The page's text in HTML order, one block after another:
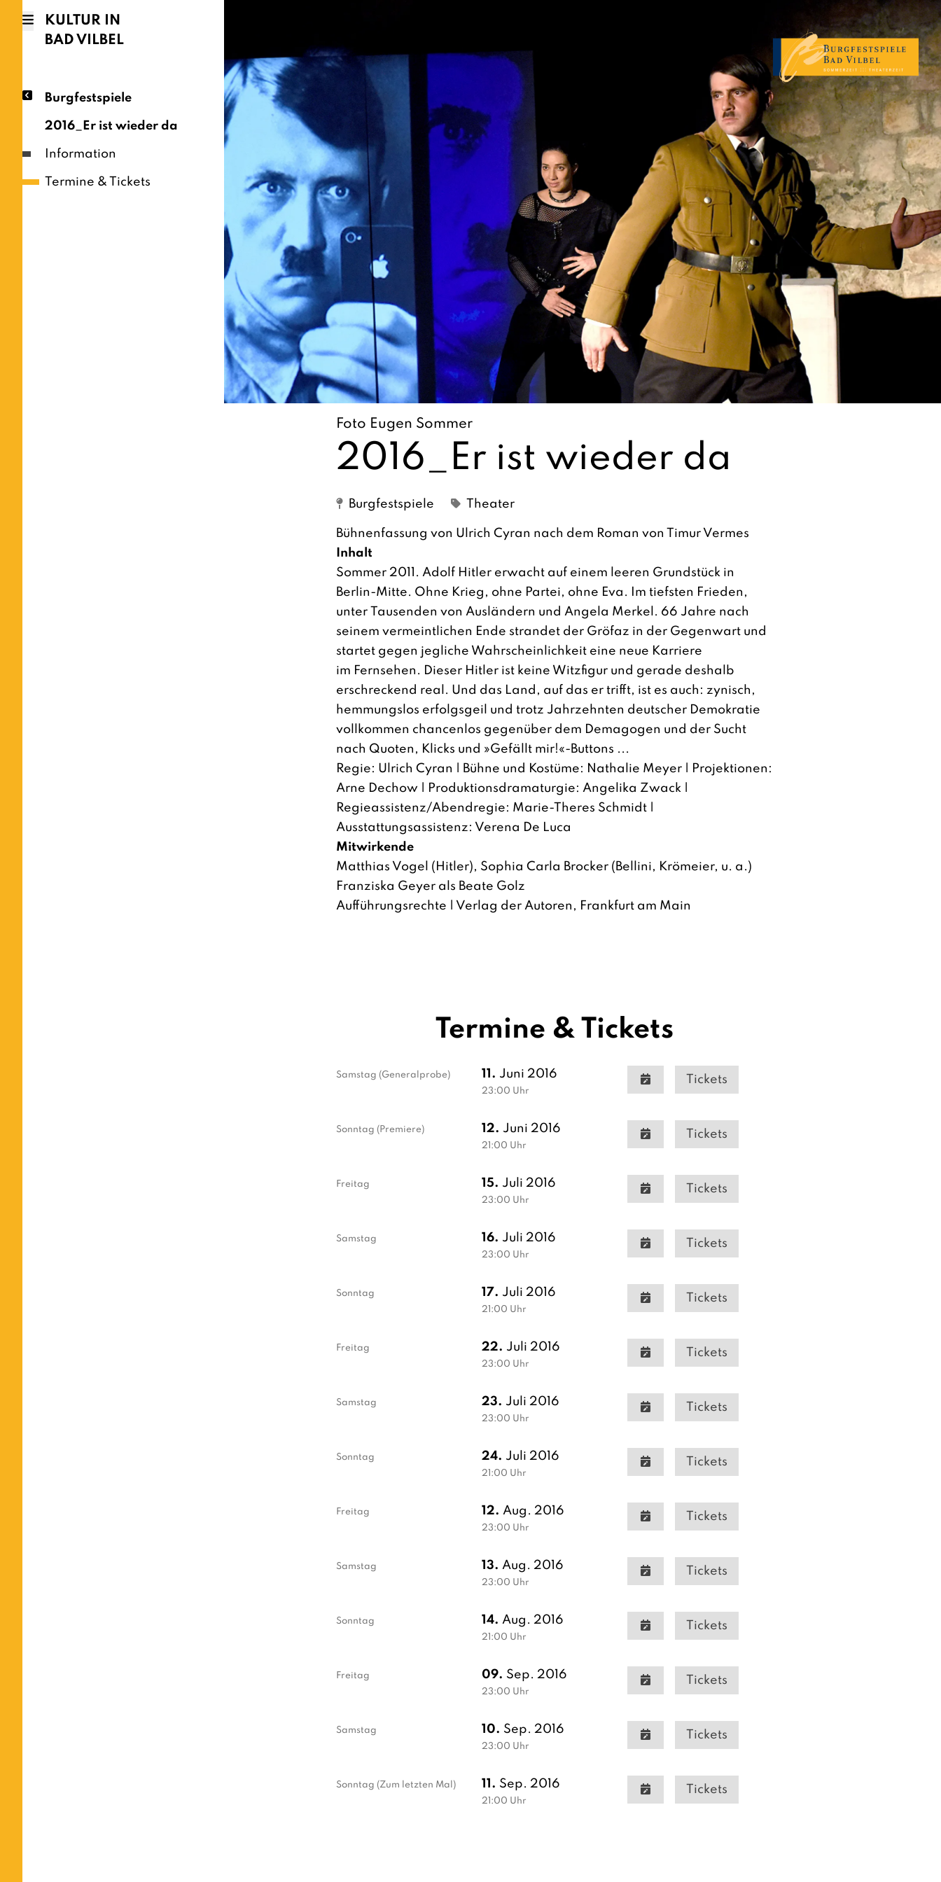
KULTUR IN
BAD VILBEL
Burgfestspiele
2016_Er ist wieder da
Information
Termine & Tickets
Foto Eugen Sommer
2016_Er ist wieder da
Burgfestspiele Theater
Bühnenfassung von Ulrich Cyran nach dem Roman von Timur Vermes
Inhalt
Sommer 2011. Adolf Hitler erwacht auf einem leeren Grundstück in
Berlin-Mitte. Ohne Krieg, ohne Partei, ohne Eva. Im tiefsten Frieden,
unter Tausenden von Ausländern und Angela Merkel. 66 Jahre nach
seinem vermeintlichen Ende strandet der Gröfaz in der Gegenwart und
startet gegen jegliche Wahrscheinlichkeit eine neue Karriere
im Fernsehen. Dieser Hitler ist keine Witzfigur und gerade deshalb
erschreckend real. Und das Land, auf das er trifft, ist es auch: zynisch,
hemmungslos erfolgsgeil und trotz Jahrzehnten deutscher Demokratie
vollkommen chancenlos gegenüber dem Demagogen und der Sucht
nach Quoten, Klicks und »Gefällt mir!«-Buttons ...
Regie: Ulrich Cyran | Bühne und Kostüme: Nathalie Meyer | Projektionen:
Arne Dechow | Produktionsdramaturgie: Angelika Zwack |
Regieassistenz/Abendregie: Marie-Theres Schmidt |
Ausstattungsassistenz: Verena De Luca
Mitwirkende
Matthias Vogel (Hitler), Sophia Carla Brocker (Bellini, Krömeier, u. a.)
Franziska Geyer als Beate Golz
Aufführungsrechte | Verlag der Autoren, Frankfurt am Main
Termine & Tickets
Samstag (Generalprobe) 11. Juni 2016
23:00 Uhr
Tickets
Sonntag (Premiere) 12. Juni 2016
21:00 Uhr
Tickets
Freitag 15. Juli 2016
23:00 Uhr
Tickets
Samstag 16. Juli 2016
23:00 Uhr
Tickets
Sonntag 17. Juli 2016
21:00 Uhr
Tickets
Freitag 22. Juli 2016
23:00 Uhr
Tickets
Samstag 23. Juli 2016
23:00 Uhr
Tickets
Sonntag 24. Juli 2016
21:00 Uhr
Tickets
Freitag 12. Aug. 2016
23:00 Uhr
Tickets
Samstag 13. Aug. 2016
23:00 Uhr
Tickets
Sonntag 14. Aug. 2016
21:00 Uhr
Tickets
Freitag 09. Sep. 2016
23:00 Uhr
Tickets
Samstag 10. Sep. 2016
23:00 Uhr
Tickets
Sonntag (Zum letzten Mal) 11. Sep. 2016
21:00 Uhr
Tickets